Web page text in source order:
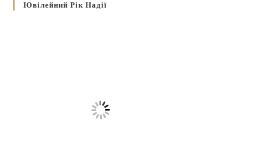
Ювілейний Рік Надії